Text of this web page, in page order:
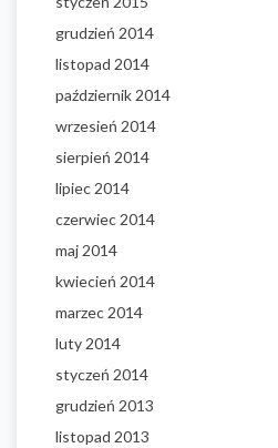
grudzień 2014
listopad 2014
październik 2014
wrzesień 2014
sierpień 2014
lipiec 2014
czerwiec 2014
maj 2014
kwiecień 2014
marzec 2014
luty 2014
styczeń 2014
grudzień 2013
listopad 2013